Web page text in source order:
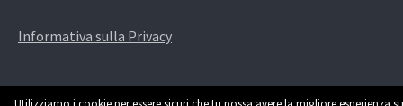
Informativa sulla Privacy